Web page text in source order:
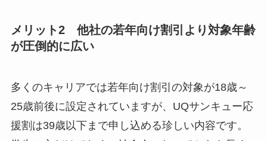
メリット2 他社の若年向け割引より対象年齢
が圧倒的に広い
多くのキャリアでは若年向け割引の対象が18歳～
25歳前後に設定されていますが、UQサンキュー応
援割は39歳以下まで申し込める珍しい内容です。